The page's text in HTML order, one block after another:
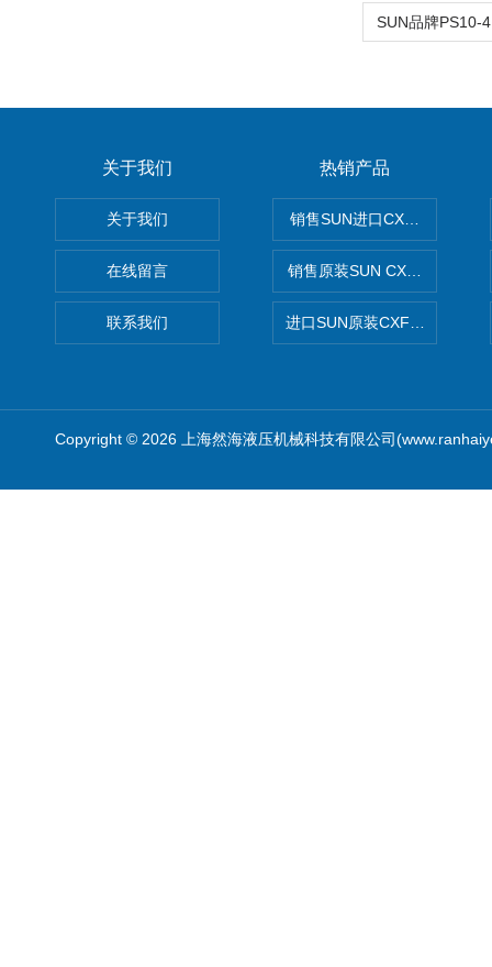
关于我们
关于我们
在线留言
联系我们
热销产品
销售SUN进口CXGDXCN插
销售原装SUN CXJAXCN全
进口SUN原装CXFAXCN导压
Copyright © 2026 上海然海液压机械科技有限公司